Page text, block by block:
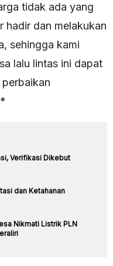
tidak ada yang
hadir dan melakukan
sehingga kami
lalu lintas ini dapat
Verifikasi Dikebut
dan Ketahanan
Nikmati Listrik PLN